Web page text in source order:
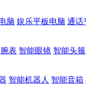
脑 娱乐平板电脑 通话
腕表 智能眼镜 智能头箍
智能机器人 智能音箱